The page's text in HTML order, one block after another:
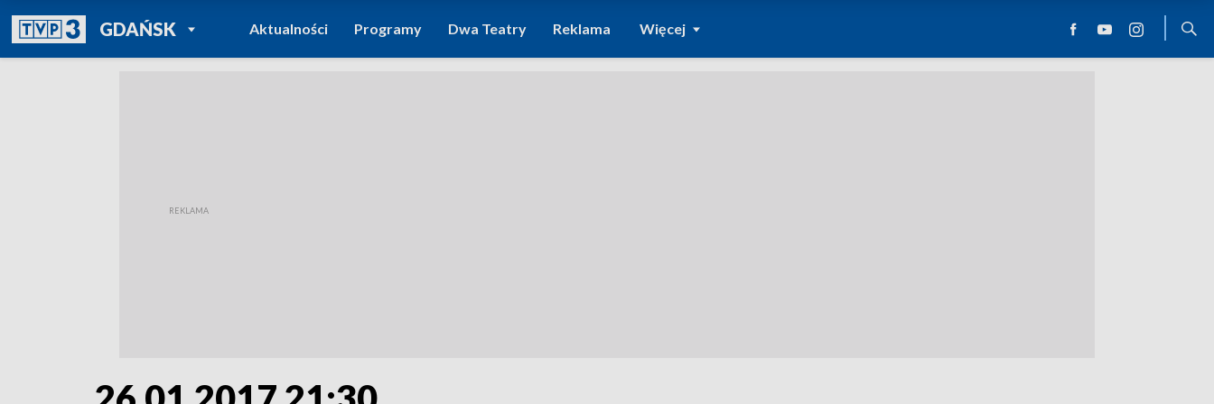
GDAŃSKPOWRÓT DO
TVP REGIONY
Aktualności Programy Dwa Teatry Reklama Więcej